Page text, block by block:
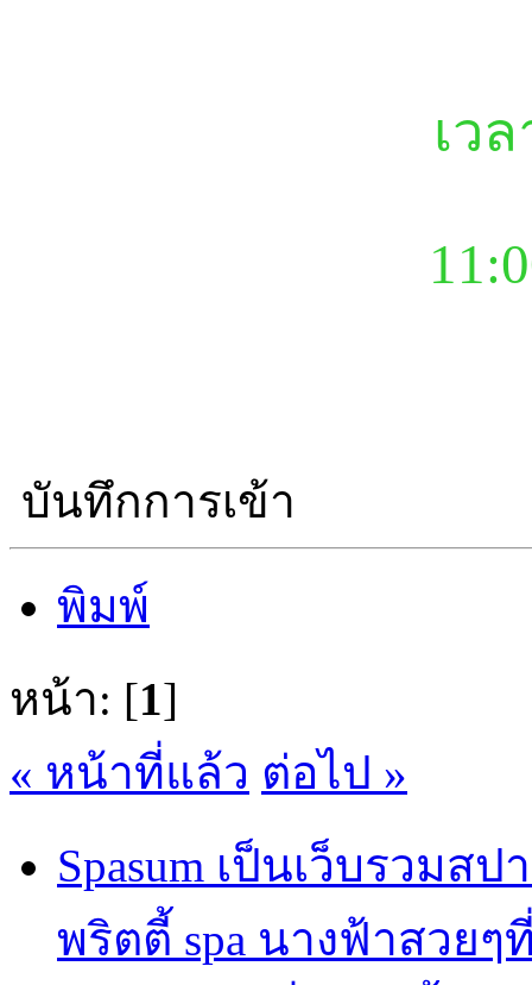
เว
บันทึกการเข้า
พิมพ์
หน้า: [1]
« หน้าที่แล้ว ต่อไป »
Spasum เป็นเว็บรวม
พริตตี้ spa นางฟ้าสวย